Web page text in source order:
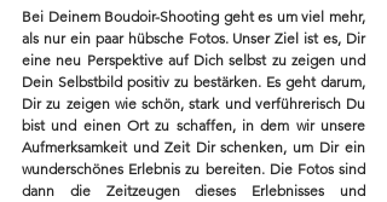
Bei Deinem Boudoir-Shooting geht es um viel mehr,
als nur ein paar hübsche Fotos. Unser Ziel ist es, Dir
eine neu Perspektive auf Dich selbst zu zeigen und
Dein Selbstbild positiv zu bestärken. Es geht darum,
Dir zu zeigen wie schön, stark und verführerisch Du
bist und einen Ort zu schaffen, in dem wir unsere
Aufmerksamkeit und Zeit Dir schenken, um Dir ein
wunderschönes Erlebnis zu bereiten. Die Fotos sind
dann die Zeitzeugen dieses Erlebnisses und